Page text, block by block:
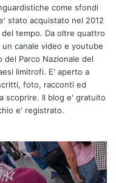
come sfondi
stato acquistato nel 2012
tempo. Da oltre quattro
canale video e youtube
Parco Nazionale del
limitrofi. E' aperto a
foto, racconti ed
scoprire. Il blog e' gratuito
e' registrato.